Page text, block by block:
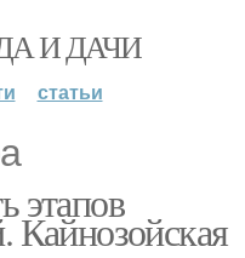
И ДАЧИ
статьи
этапов
Кайнозойская